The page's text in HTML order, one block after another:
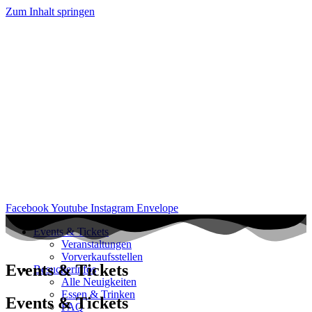
Zum Inhalt springen
Events & Tickets
Veranstaltungen
Vorverkaufsstellen
Besucherinfos
Alle Neuigkeiten
Essen & Trinken
FAQ
FacebookYoutube Instagram Envelope
Events & Tickets
Events & Tickets